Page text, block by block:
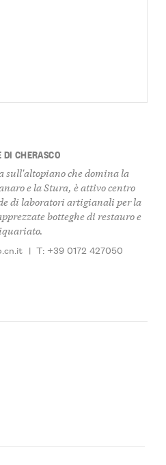
DI CHERASCO
sull'altopiano che domina la
e la Stura, è attivo centro
di laboratori artigianali per la
botteghe di restauro e
| T: +39 0172 427050